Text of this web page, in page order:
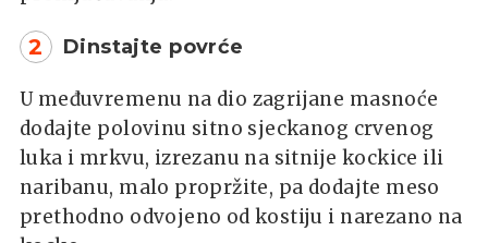
2 Dinstajte povrće
U međuvremenu na dio zagrijane masnoće
dodajte polovinu sitno sjeckanog crvenog
luka i mrkvu, izrezanu na sitnije kockice ili
naribanu, malo propržite, pa dodajte meso
prethodno odvojeno od kostiju i narezano na